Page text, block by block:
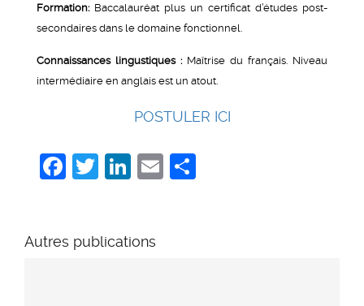
Formation: Baccalauréat plus un certificat d’études post-
secondaires dans le domaine fonctionnel.
Connaissances lingustiques : Maîtrise du français. Niveau
intermédiaire en anglais est un atout.
POSTULER ICI
Facebook
Twitter
LinkedIn
Email
Autres publications